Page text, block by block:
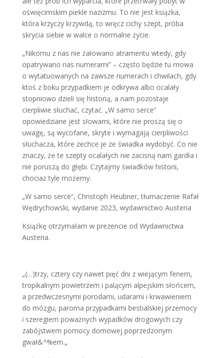
oświęcimskim piekle nazizmu. To nie jest książka,
która krzyczy krzywdą, to wręcz cichy szept, próba
skrycia siebie w walce o normalne życie.
„Nikomu z nas nie żałowano atramentu wtedy, gdy
opatrywano nas numerami” – często będzie tu mowa
o wytatuowanych na zawsze numerach i chwilach, gdy
ktoś z boku przypadkiem je odkrywa albo ocalały
stopniowo dzieli się historią, a nam pozostaje
cierpliwie słuchać, czytać. „W samo serce”
opowiedziane jest słowami, które nie proszą się o
uwagę, są wycofane, skryte i wymagają cierpliwości
słuchacza, które zechce je ze świadka wydobyć. Co nie
znaczy, że te szepty ocalałych nie zacisną nam gardła i
nie poruszą do głębi. Czytajmy świadków historii,
chociaż tyle możemy.
„W samo serce”, Christoph Heubner, tłumaczenie Rafał
Wędrychowski, wydanie 2023, wydawnictwo Austeria
Książkę otrzymałam w prezencie od Wydawnictwa
Austeria.
„(…)trzy, cztery czy nawet pięć dni z wiejącym fenem,
tropikalnym powietrzem i palącym alpejskim słońcem,
a przedwczesnymi porodami, udarami i krwawieniem
do mózgu, paroma przypadkami bestialskiej przemocy
i szeregiem poważnych wypadków drogowych czy
zabójstwem pomocy domowej poprzedzonym
gwał&^%em.„